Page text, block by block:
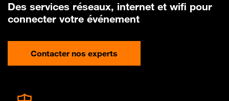
Des services réseaux, internet et wifi pour
connecter votre événement
Contacter nos experts